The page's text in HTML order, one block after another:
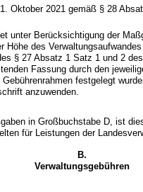
Oktober 2021 gemäß § 28
unter Berücksichtigung der
Höhe des
§ 27 Absatz 1 Satz 1 und 2 des
Fassung durch den
festgelegt
anzuwenden.
in Großbuchstabe D, ist
für Leistungen der
B.
Verwaltungsgebühren